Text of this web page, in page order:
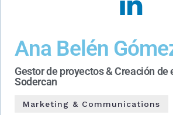
Ana Belén
Gestor de proyectos & Creación de
Sodercan
Marketing & Communications